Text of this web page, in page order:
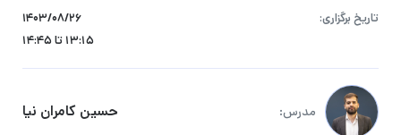
تاریخ برگزاری:
۱۴۰۳/۰۸/۲۶
13:15 تا 14:45
مدرس: حسین کامران نیا